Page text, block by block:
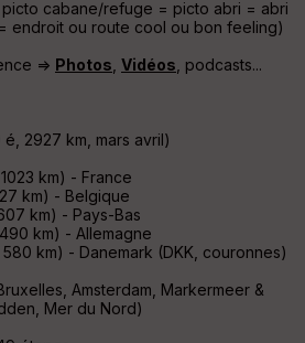
an
ar
cabane/refuge = picto abri = abri
endroit ou route cool ou bon feeling)
=> Photos Vidéos , podcasts...
2927 km, mars avril)
km) - France
km) - Belgique
km) - Pays-Bas
km) - Allemagne
km) - Danemark (DKK, couronnes)
Amsterdam, Markermeer &
Mer du Nord)